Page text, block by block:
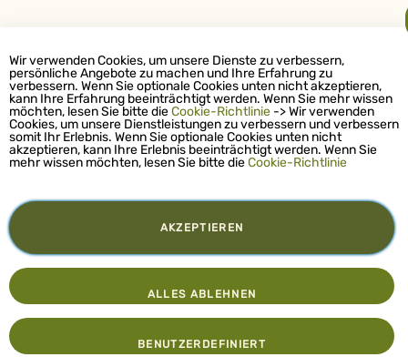
Wir verwenden Cookies, um unsere Dienste zu verbessern,
persönliche Angebote zu machen und Ihre Erfahrung zu
verbessern. Wenn Sie optionale Cookies unten nicht akzeptieren,
kann Ihre Erfahrung beeinträchtigt werden. Wenn Sie mehr wissen
möchten, lesen Sie bitte dieCookie-Richtlinie -> Wir verwenden
Cookies, um unsere Dienstleistungen zu verbessern und verbessern
somit Ihr Erlebnis. Wenn Sie optionale Cookies unten nicht
akzeptieren, kann Ihre Erlebnis beeinträchtigt werden. Wenn Sie
mehr wissen möchten, lesen Sie bitte dieCookie-Richtlinie
AKZEPTIEREN
BENUTZERDEFINIERT
ALLES ABLEHNEN